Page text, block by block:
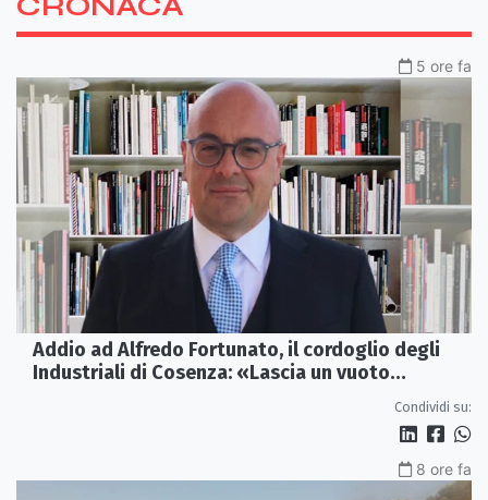
5 ore fa
Addio ad Alfredo Fortunato, il cordoglio degli
Industriali di Cosenza: «Lascia un vuoto
Condividi su:
8 ore fa